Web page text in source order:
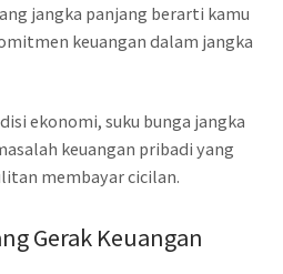
jangka panjang berarti kamu
keuangan dalam jangka
ekonomi, suku bunga jangka
keuangan pribadi yang
membayar cicilan.
Gerak Keuangan